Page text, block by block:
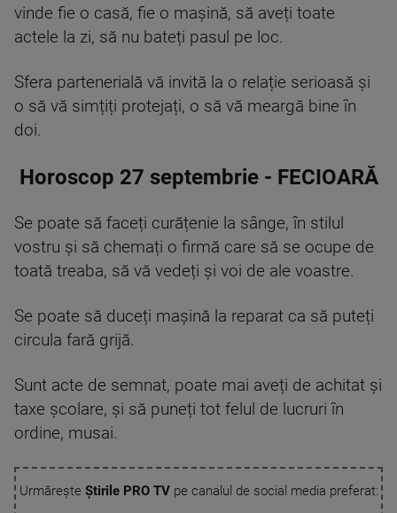
vinde fie o casă, fie o mașină, să aveți toate
actele la zi, să nu bateți pasul pe loc.
Sfera partenerială vă invită la o relație serioasă și
o să vă simțiți protejați, o să vă meargă bine în
doi.
Horoscop 27 septembrie - FECIOARĂ
Se poate să faceți curățenie la sânge, în stilul
vostru și să chemați o firmă care să se ocupe de
toată treaba, să vă vedeți și voi de ale voastre.
Se poate să duceți mașină la reparat ca să puteți
circula fară grijă.
Sunt acte de semnat, poate mai aveți de achitat și
taxe școlare, și să puneți tot felul de lucruri în
ordine, musai.
Urmărește Știrile PRO TVpe canalul de social media preferat: